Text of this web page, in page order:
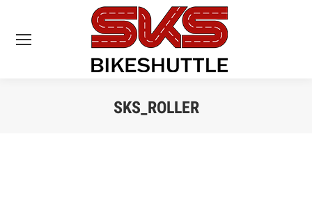
SKS_ROLLER